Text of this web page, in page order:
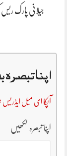
جیلانی پارک
اپنا
آپکا ای میل ایڈریس
اپنا تبصرہ لکھیں